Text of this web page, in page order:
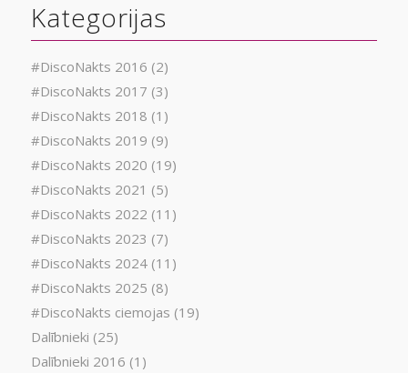
Kategorijas
#DiscoNakts 2016 (2)
#DiscoNakts 2017 (3)
#DiscoNakts 2018 (1)
#DiscoNakts 2019 (9)
#DiscoNakts 2020 (19)
#DiscoNakts 2021 (5)
#DiscoNakts 2022 (11)
#DiscoNakts 2023 (7)
#DiscoNakts 2024(11)
#DiscoNakts 2025 (8)
#DiscoNakts ciemojas (19)
Dalībnieki (25)
Dalībnieki 2016 (1)